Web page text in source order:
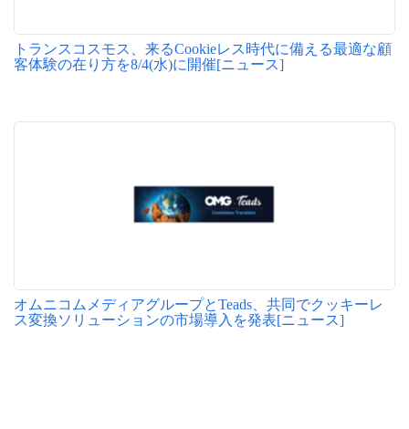
トランスコスモス、来るCookieレス時代に備える最適な顧
客体験の在り方を8/4(水)に開催[ニュース]
オムニコムメディアグループとTeads、共同でクッキーレ
ス変換ソリューションの市場導入を発表[ニュース]